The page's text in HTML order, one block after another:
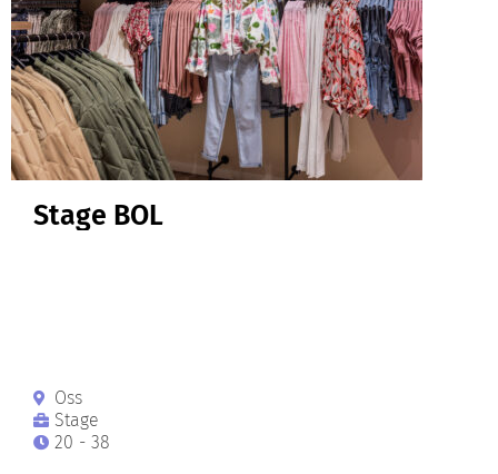
Stage BOL
Oss
Stage
20 - 38